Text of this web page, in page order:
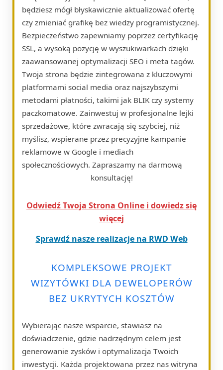
będziesz mógł błyskawicznie aktualizować ofertę
czy zmieniać grafikę bez wiedzy programistycznej.
Bezpieczeństwo zapewniamy poprzez certyfikację
SSL, a wysoką pozycję w wyszukiwarkach dzięki
zaawansowanej optymalizacji SEO i meta tagów.
Twoja strona będzie zintegrowana z kluczowymi
platformami social media oraz najszybszymi
metodami płatności, takimi jak BLIK czy systemy
paczkomatowe. Zainwestuj w profesjonalne lejki
sprzedażowe, które zwracają się szybciej, niż
myślisz, wspierane przez precyzyjne kampanie
reklamowe w Google i mediach
społecznościowych. Zapraszamy na darmową
konsultację!
Odwiedź Twoja Strona Online i dowiedz się
więcej
Sprawdź nasze realizacje na RWD Web
KOMPLEKSOWE PROJEKT
WIZYTÓWKI DLA DEWELOPERÓW
BEZ UKRYTYCH KOSZTÓW
Wybierając nasze wsparcie, stawiasz na
doświadczenie, gdzie nadrzędnym celem jest
generowanie zysków i optymalizacja Twoich
inwestycji. Każda projektowana przez nas witryna